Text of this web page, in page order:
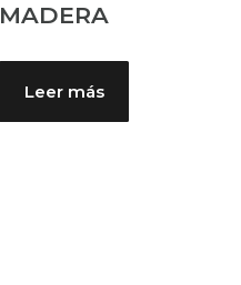
MADERA
Leer más